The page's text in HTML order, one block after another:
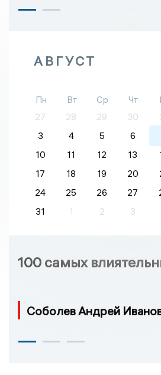
АВГУСТ
Пн Вт Ср Чт
27
28 29 30
3
4 5 6
10
11 12 13
17
18 19 20
24
25 26 27
31
1 2 3
100 самых
Соболев Андрей